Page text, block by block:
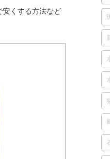
安くする方法など